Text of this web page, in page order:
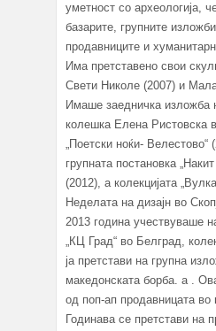
уметност со археологија,
базарите, групните
продавниците и
Има претставено свои
Свети Николе (2007) и
Имаше заедничка изложба
колешка Елена Ристовска
„Поетски ноќи-
групната постановка
(2012), а колекцијата
Неделата на дизајн во
2013 година учествуваше
„КЦ Град“ во Белград,
ја претстави на групна
македонската борба. а .
од поп-ап продавницата во
Годинава се претстави на